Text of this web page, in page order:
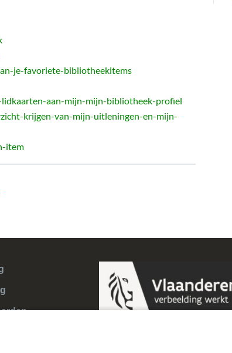
je-favoriete-bibliotheekitems
aan-mijn-mijn-bibliotheek-profiel
krijgen-van-mijn-uitleningen-en-mijn-
item